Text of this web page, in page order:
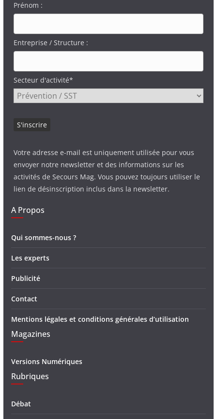
Prénom :
Entreprise / Structure :
Secteur d'activité*
Votre adresse e-mail est uniquement utilisée pour vous
envoyer notre newsletter et des informations sur les
activités de Secours Mag. Vous pouvez toujours utiliser le
lien de désinscription inclus dans la newsletter.
A Propos
Qui sommes-nous ?
Les experts
Publicité
Contact
Mentions légales et conditions générales d’utilisation
Magazines
Versions Numériques
Rubriques
Débat